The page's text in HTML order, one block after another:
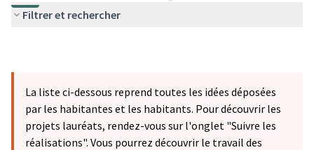
Filtrer et rechercher
La liste ci-dessous reprend toutes les idées déposées
par les habitantes et les habitants. Pour découvrir les
projets lauréats, rendez-vous sur l'onglet "Suivre les
réalisations". Vous pourrez découvrir le travail des